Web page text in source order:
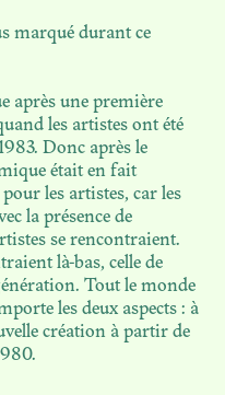
marqué durant ce
après une première
les artistes ont été
Donc après le
était en fait
les artistes, car les
la présence de
se rencontraient.
là-bas, celle de
Tout le monde
les deux aspects : à
création à partir de